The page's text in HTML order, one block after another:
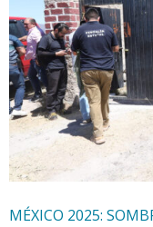
Nacional
Colaboradores
Internacional
Cultura
MÉXICO 2025: